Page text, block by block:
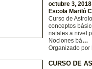
octubre 3, 2018
Escola Mariló
Curso de
conceptos
natales a nivel
Nociones bá…
Organizado por
CURSO DE